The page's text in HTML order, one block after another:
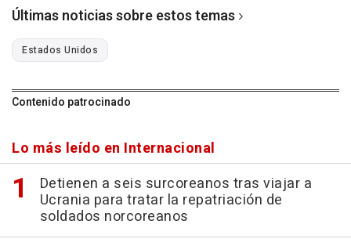
Últimas noticias sobre estos temas
Estados Unidos
Contenido patrocinado
Lo más leído en Internacional
Detienen a seis surcoreanos tras viajar a
Ucrania para tratar la repatriación de
soldados norcoreanos